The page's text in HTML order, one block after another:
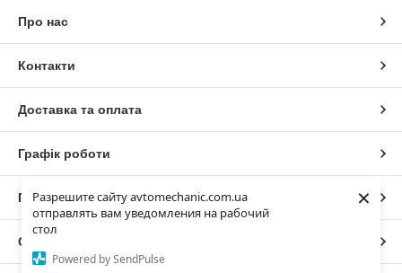
Разрешите сайту avtomechanic.com.ua
отправлять вам уведомления на рабочий
стол
Powered by SendPulse
×
Про нас
Контакти
Доставка та оплата
Графік роботи
Повна версія сайту
Сайт створено на маркетплейсі